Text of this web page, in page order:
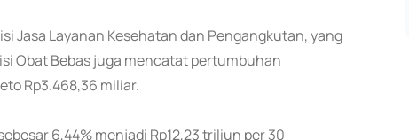
Jasa Layanan Kesehatan dan Pengangkutan, yang
Obat Bebas juga mencatat pertumbuhan
Rp3.468,36 miliar.
6,44% menjadi Rp12,23 triliun per 30